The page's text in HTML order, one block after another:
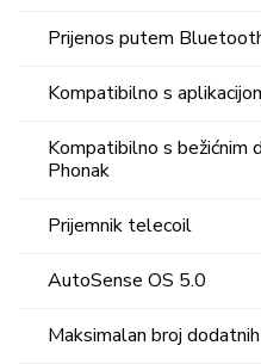
Prijenos putem
Kompatibilno s
Kompatibilno s bežićnim
Phonak
Prijemnik telecoil
AutoSense OS 5.0
Maksimalan broj